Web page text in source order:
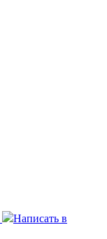
Написать в